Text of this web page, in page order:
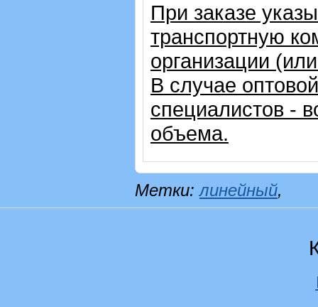
При заказе
транспортную
организации
В случае
специалистов -
объема.
Метки:линейный,